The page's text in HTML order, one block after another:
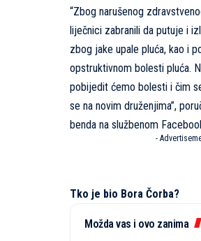
“Zbog narušenog
liječnici zabranili da putuje i
zbog jake upale pluća, kao i
opstruktivnom bolesti pluća.
pobijedit ćemo bolesti i čim
se na novim druženjima”,
benda na službenom
-
Tko je bio Bora Čorba?
Možda vas i ovo zanima